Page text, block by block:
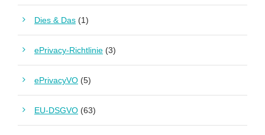
Dies & Das (1)
ePrivacy-Richtlinie (3)
ePrivacyVO (5)
EU-DSGVO (63)